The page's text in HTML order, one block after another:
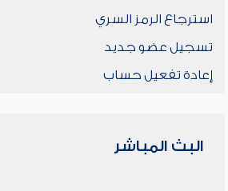
استرجاع الرمز السري
تسجيل عضو جديد
إعادة تفعيل حساب
البث المباشر